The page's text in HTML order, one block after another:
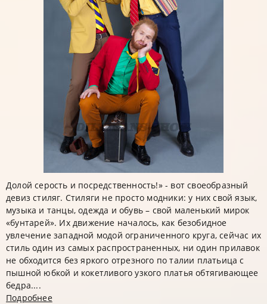
Долой серость и посредственность!» - вот своеобразный
девиз стиляг. Стиляги не просто модники: у них свой язык,
музыка и танцы, одежда и обувь – свой маленький мирок
«бунтарей». Их движение началось, как безобидное
увлечение западной модой ограниченного круга, сейчас их
стиль один из самых распространенных, ни один прилавок
не обходится без яркого отрезного по талии платьица с
пышной юбкой и кокетливого узкого платья обтягивающее
бедра....
Подробнее